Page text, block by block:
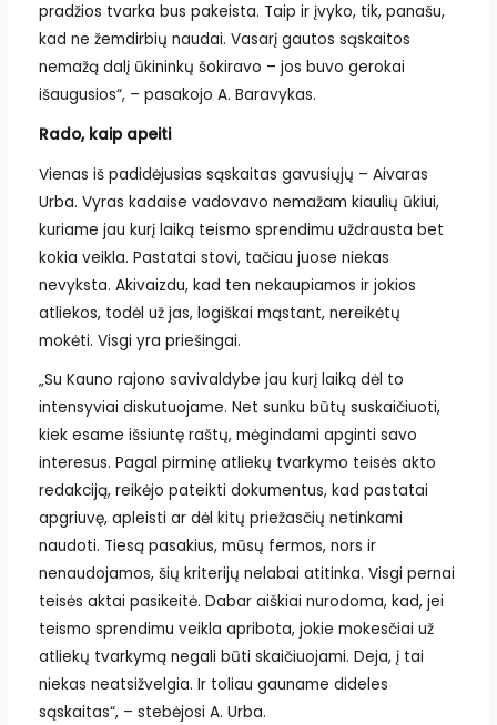
pradžios tvarka bus pakeista. Taip ir įvyko, tik, panašu,
kad ne žemdirbių naudai. Vasarį gautos sąskaitos
nemažą dalį ūkininkų šokiravo – jos buvo gerokai
išaugusios“, – pasakojo A. Baravykas.
Rado, kaip apeiti
Vienas iš padidėjusias sąskaitas gavusiųjų – Aivaras
Urba. Vyras kadaise vadovavo nemažam kiaulių ūkiui,
kuriame jau kurį laiką teismo sprendimu uždrausta bet
kokia veikla. Pastatai stovi, tačiau juose niekas
nevyksta. Akivaizdu, kad ten nekaupiamos ir jokios
atliekos, todėl už jas, logiškai mąstant, nereikėtų
mokėti. Visgi yra priešingai.
„Su Kauno rajono savivaldybe jau kurį laiką dėl to
intensyviai diskutuojame. Net sunku būtų suskaičiuoti,
kiek esame išsiuntę raštų, mėgindami apginti savo
interesus. Pagal pirminę atliekų tvarkymo teisės akto
redakciją, reikėjo pateikti dokumentus, kad pastatai
apgriuvę, apleisti ar dėl kitų priežasčių netinkami
naudoti. Tiesą pasakius, mūsų fermos, nors ir
nenaudojamos, šių kriterijų nelabai atitinka. Visgi pernai
teisės aktai pasikeitė. Dabar aiškiai nurodoma, kad, jei
teismo sprendimu veikla apribota, jokie mokesčiai už
atliekų tvarkymą negali būti skaičiuojami. Deja, į tai
niekas neatsižvelgia. Ir toliau gauname dideles
sąskaitas“, – stebėjosi A. Urba.